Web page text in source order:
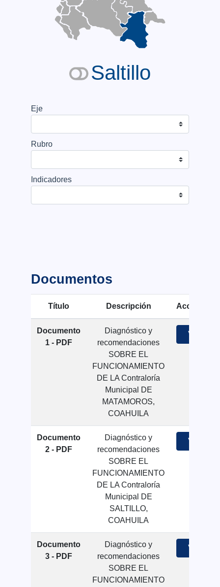
Saltillo
Eje
Rubro
Indicadores
Documentos
Título Descripción Acciones
Documento
1 - PDF
Diagnóstico y
recomendaciones
SOBRE EL
FUNCIONAMIENTO
DE LA Contraloría
Municipal DE
MATAMOROS,
COAHUILA
Ver
Documento
2 - PDF
Diagnóstico y
recomendaciones
SOBRE EL
FUNCIONAMIENTO
DE LA Contraloría
Municipal DE
SALTILLO,
COAHUILA
Ver
Documento
3 - PDF
Diagnóstico y
recomendaciones
SOBRE EL
FUNCIONAMIENTO
Ver